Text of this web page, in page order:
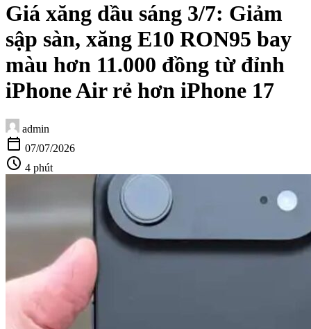
Giá xăng dầu sáng 3/7: Giảm
sập sàn, xăng E10 RON95 bay
màu hơn 11.000 đồng từ đỉnh
iPhone Air rẻ hơn iPhone 17
admin
calendar_today 07/07/2026
schedule 4 phút